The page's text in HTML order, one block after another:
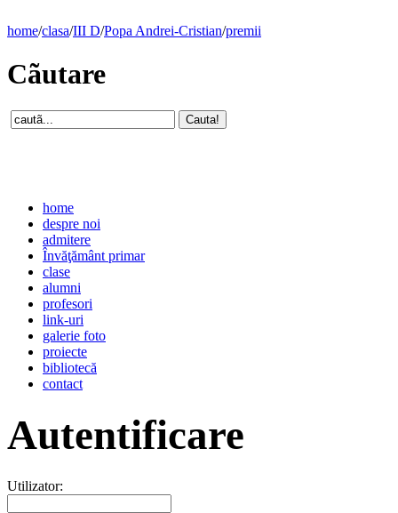
home/clasa/III D/Popa Andrei-Cristian/premii
Cãutare
home
despre noi
admitere
Învăţământ primar
clase
alumni
profesori
link-uri
galerie foto
proiecte
bibliotecă
contact
Autentificare
Utilizator: